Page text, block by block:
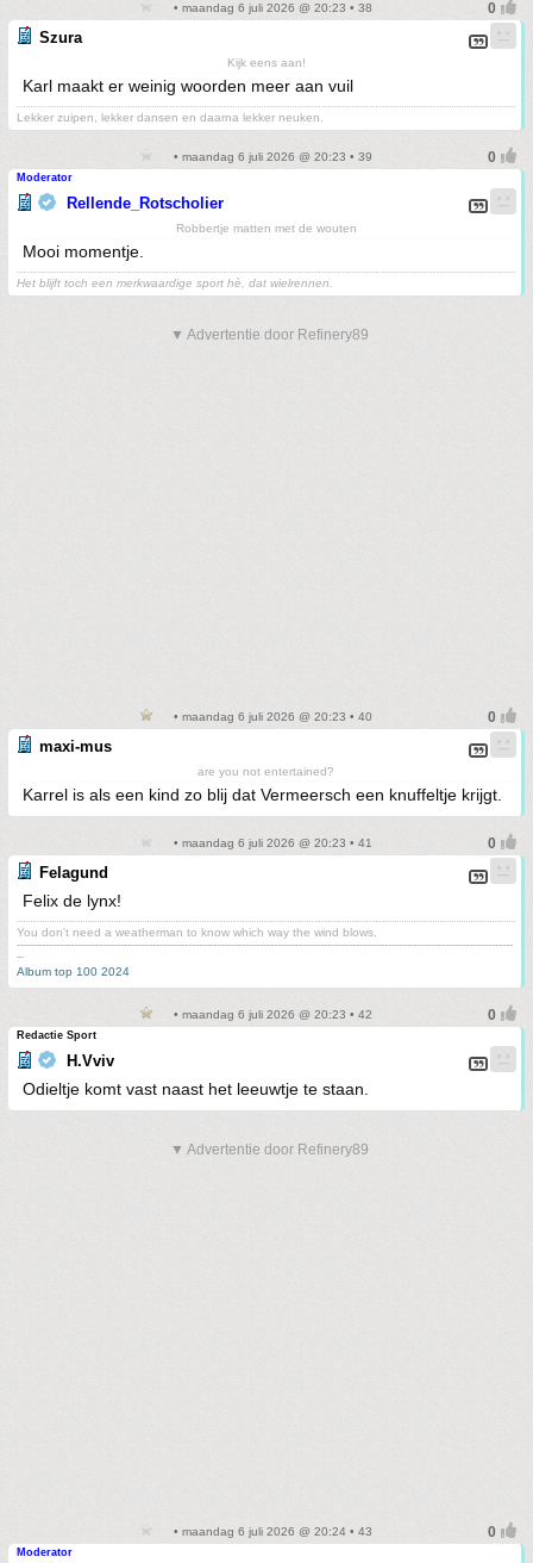
• maandag 6 juli 2026 @ 20:23 • 38
Szura
Kijk eens aan!
Karl maakt er weinig woorden meer aan vuil
Lekker zuipen, lekker dansen en daarna lekker neuken.
• maandag 6 juli 2026 @ 20:23 • 39
Moderator
Rellende_Rotscholier
Robbertje matten met de wouten
Mooi momentje.
Het blijft toch een merkwaardige sport hè, dat wielrennen.
▼ Advertentie door Refinery89
• maandag 6 juli 2026 @ 20:23 • 40
maxi-mus
are you not entertained?
Karrel is als een kind zo blij dat Vermeersch een knuffeltje krijgt.
• maandag 6 juli 2026 @ 20:23 • 41
Felagund
Felix de lynx!
You don't need a weatherman to know which way the wind blows.
-------------------------------------------------------------------------------------------------------------------------------------------
--
Album top 100 2024
• maandag 6 juli 2026 @ 20:23 • 42
Redactie Sport
H.Vviv
Odieltje komt vast naast het leeuwtje te staan.
▼ Advertentie door Refinery89
• maandag 6 juli 2026 @ 20:24 • 43
Moderator